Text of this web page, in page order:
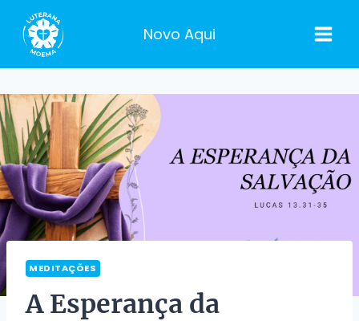
para
Conteúdo
Novo Aqui
MEDITAÇÕES
A Esperança da